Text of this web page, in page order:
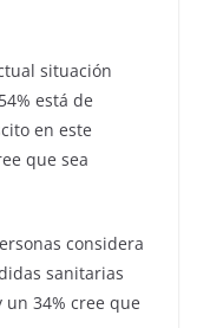
situación
está de
en este
que sea
considera
sanitarias
34% cree que